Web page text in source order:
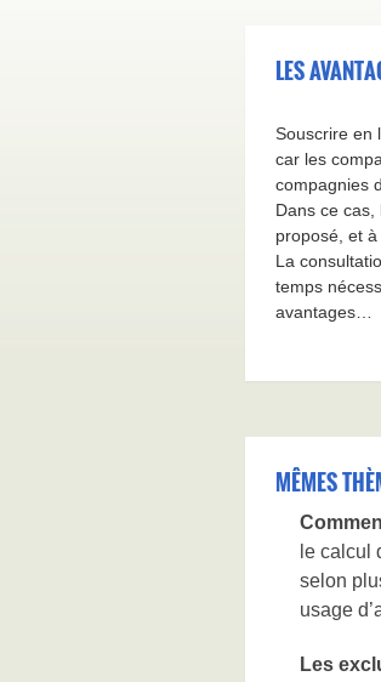
LES
Souscrire en
car les
compagnies
Dans ce
proposé, et
La
temps
avantages…
MÊMES
le calcul
selon
usage
Les